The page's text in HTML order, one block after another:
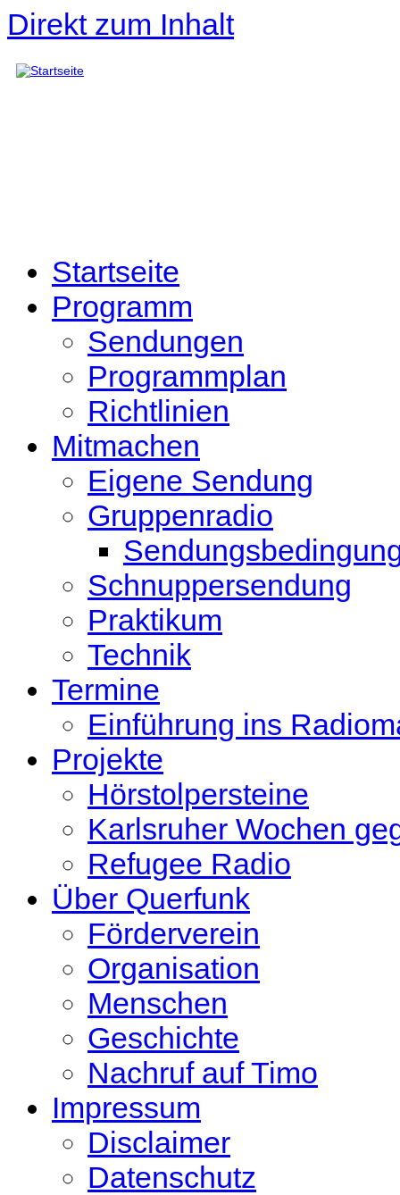
Direkt zum Inhalt
Startseite
Programm
Sendungen
Programmplan
Richtlinien
Mitmachen
Eigene Sendung
Gruppenradio
Schnuppersendung
Praktikum
Technik
Termine
Einführung ins
Projekte
Hörstolpersteine
Karlsruher Wochen
Refugee Radio
Über Querfunk
Förderverein
Organisation
Menschen
Geschichte
Nachruf auf Timo
Impressum
Disclaimer
Datenschutz